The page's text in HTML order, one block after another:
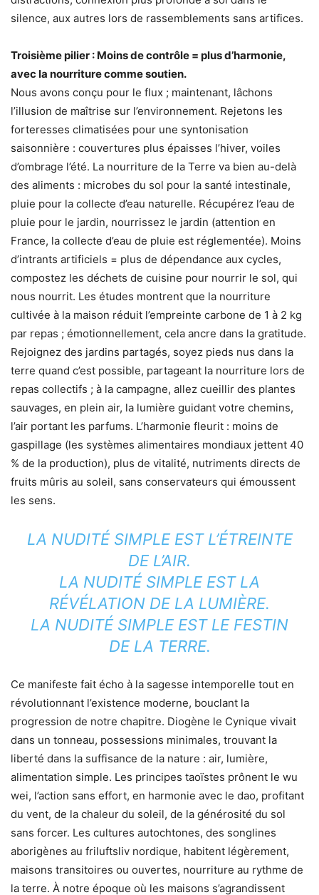
silence, aux autres lors de rassemblements sans artifices.
Troisième pilier : Moins de contrôle = plus d’harmonie,
avec la nourriture comme soutien.
Nous avons conçu pour le flux ; maintenant, lâchons
l’illusion de maîtrise sur l’environnement. Rejetons les
forteresses climatisées pour une syntonisation
saisonnière : couvertures plus épaisses l’hiver, voiles
d’ombrage l’été. La nourriture de la Terre va bien au-delà
des aliments : microbes du sol pour la santé intestinale,
pluie pour la collecte d’eau naturelle. Récupérez l’eau de
pluie pour le jardin, nourrissez le jardin (attention en
France, la collecte d’eau de pluie est réglementée). Moins
d’intrants artificiels = plus de dépendance aux cycles,
compostez les déchets de cuisine pour nourrir le sol, qui
nous nourrit. Les études montrent que la nourriture
cultivée à la maison réduit l’empreinte carbone de 1 à 2 kg
par repas ; émotionnellement, cela ancre dans la gratitude.
Rejoignez des jardins partagés, soyez pieds nus dans la
terre quand c’est possible, partageant la nourriture lors de
repas collectifs ; à la campagne, allez cueillir des plantes
sauvages, en plein air, la lumière guidant votre chemins,
l’air portant les parfums. L’harmonie fleurit : moins de
gaspillage (les systèmes alimentaires mondiaux jettent 40
% de la production), plus de vitalité, nutriments directs de
fruits mûris au soleil, sans conservateurs qui émoussent
les sens.
LA NUDITÉ SIMPLE EST L’ÉTREINTE
DE L’AIR.
LA NUDITÉ SIMPLE EST LA
RÉVÉLATION DE LA LUMIÈRE.
LA NUDITÉ SIMPLE EST LE FESTIN
DE LA TERRE.
Ce manifeste fait écho à la sagesse intemporelle tout en
révolutionnant l’existence moderne, bouclant la
progression de notre chapitre. Diogène le Cynique vivait
dans un tonneau, possessions minimales, trouvant la
liberté dans la suffisance de la nature : air, lumière,
alimentation simple. Les principes taoïstes prônent le wu
wei, l’action sans effort, en harmonie avec le dao, profitant
du vent, de la chaleur du soleil, de la générosité du sol
sans forcer. Les cultures autochtones, des songlines
aborigènes au friluftsliv nordique, habitent légèrement,
maisons transitoires ou ouvertes, nourriture au rythme de
la terre. À notre époque où les maisons s’agrandissent